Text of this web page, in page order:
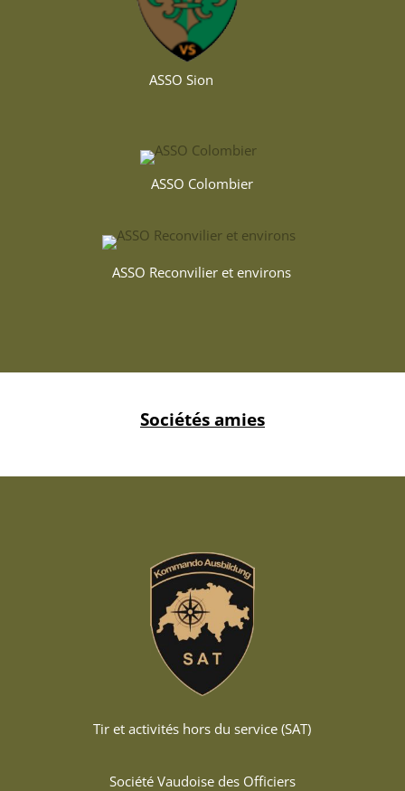
ASSO Sion
ASSO Colombier
ASSO Reconvilier et environs
Sociétés amies
Tir et activités hors du service (SAT)
Société Vaudoise des Officiers